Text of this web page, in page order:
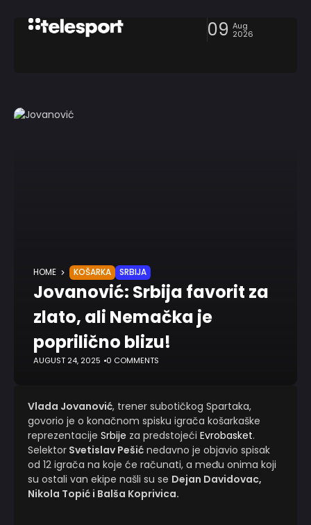
09 Aug
2026
HOME KOŠARKA SRBIJA
Jovanović: Srbija favorit za
zlato, ali Nemačka je
poprilično blizu!
AUGUST 24, 2025 0 COMMENTS
Vlada Jovanović, trener subotičkog Spartaka,
govorio je o konačnom spisku igrača košarkaške
reprezentacije Srbije za predstojeći Evrobasket.
Selektor Svetislav Pešić nedavno je objavio spisak
od 12 igrača na koje će računati, a među onima koji
su ostali van ekipe našli su se Dejan Davidovac,
Nikola Topić i Balša Koprivica.